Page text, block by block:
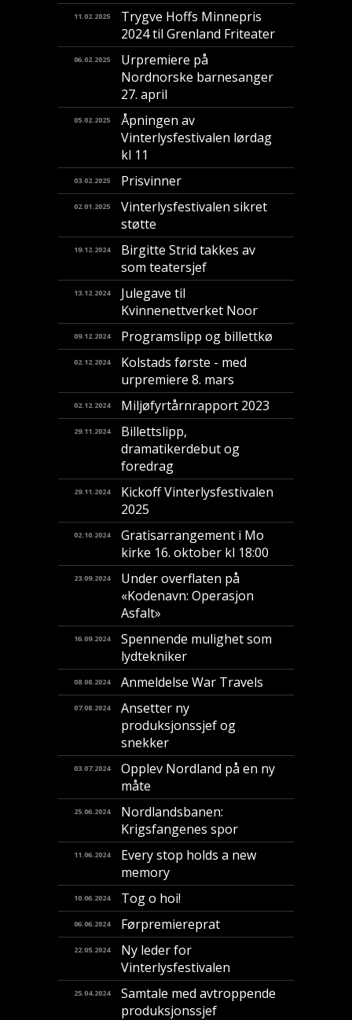
11.02.2025
Trygve Hoffs Minnepris
2024 til Grenland Friteater
06.02.2025
Urpremiere på
Nordnorske barnesanger
27. april
05.02.2025
Åpningen av
Vinterlysfestivalen lørdag
kl 11
03.02.2025 Prisvinner
02.01.2025
Vinterlysfestivalen sikret
støtte
19.12.2024
Birgitte Strid takkes av
som teatersjef
13.12.2024
Julegave til
Kvinnenettverket Noor
09.12.2024 Programslipp og billettkø
02.12.2024
Kolstads første - med
urpremiere 8. mars
02.12.2024 Miljøfyrtårnrapport 2023
29.11.2024
Billettslipp,
dramatikerdebut og
foredrag
29.11.2024
Kickoff Vinterlysfestivalen
2025
02.10.2024
Gratisarrangement i Mo
kirke 16. oktober kl 18:00
23.09.2024
Under overflaten på
«Kodenavn: Operasjon
Asfalt»
16.09.2024
Spennende mulighet som
lydtekniker
08.08.2024 Anmeldelse War Travels
07.08.2024
Ansetter ny
produksjonssjef og
snekker
03.07.2024
Opplev Nordland på en ny
måte
25.06.2024
Nordlandsbanen:
Krigsfangenes spor
11.06.2024
Every stop holds a new
memory
10.06.2024 Tog o hoi!
06.06.2024 Førpremiereprat
22.05.2024
Ny leder for
Vinterlysfestivalen
25.04.2024
Samtale med avtroppende
produksjonssjef